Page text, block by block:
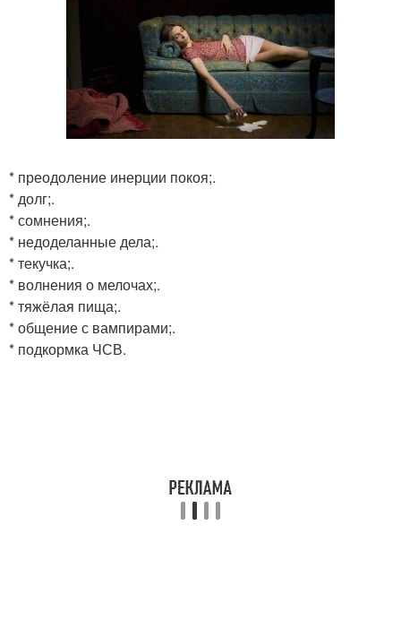
* преодоление инерции покоя;.
* долг;.
* сомнения;.
* недоделанные дела;.
* текучка;.
* волнения о мелочах;.
* тяжёлая пища;.
* общение с вампирами;.
* подкормка ЧСВ.